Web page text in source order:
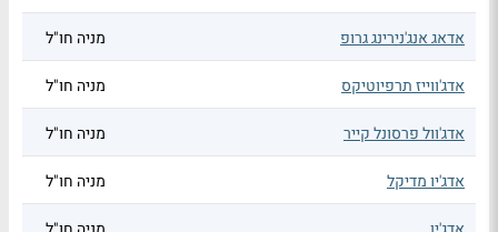
אדאג אנג'נירינג גרופ מניה חו"ל
אדג'ווייז תרפיוטיקס מניה חו"ל
אדג'וול פרסונל קייר מניה חו"ל
אדג'יו מדיקל מניה חו"ל